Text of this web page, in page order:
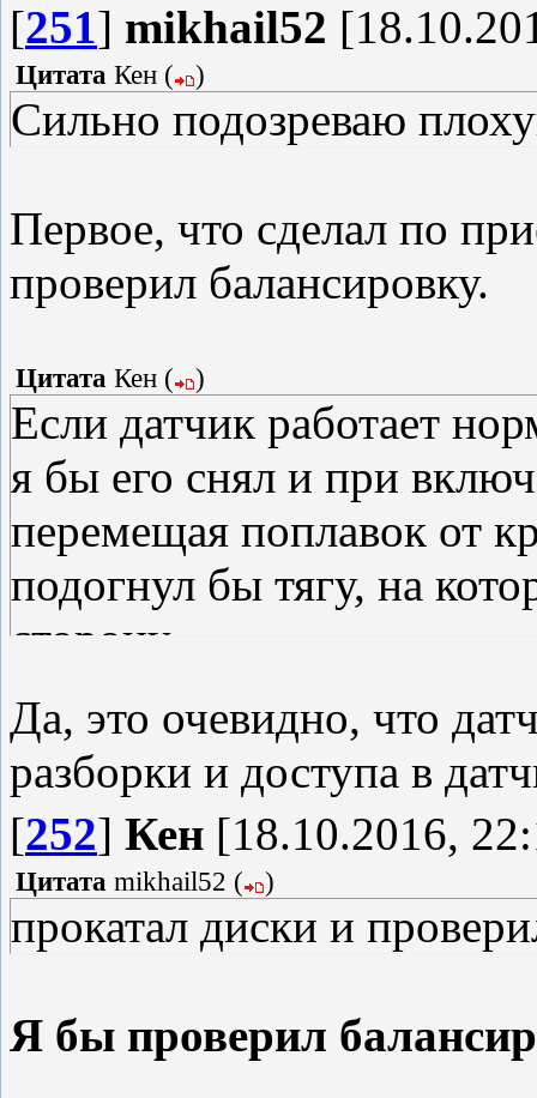
[251] mikhail52
Цитата Кен ( )
Сильно подозреваю
Первое, что сделал по
проверил балансировку.
Цитата Кен ( )
Если датчик работает
я бы его снял и при
перемещая поплавок от
подогнул бы тягу, на
сторону.
Кен.
Да, это очевидно, что
разборки и доступа в
[252] Кен [18.10.2016,
Цитата mikhail52 ( )
прокатал диски и
Я бы проверил